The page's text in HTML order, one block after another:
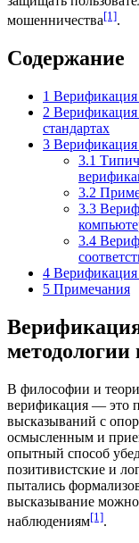
мошенничества[1].
Содержание
1
2 Верификация
стандартах
3 Верификация
3.1
3.2
3.3
3.4
4 Верификация
5 Примечания
методологии
В философии и
верификация — это
высказываний с
осмысленным и
опытный способ
позитивистские и
пытались
высказывание
наблюдениям[1].